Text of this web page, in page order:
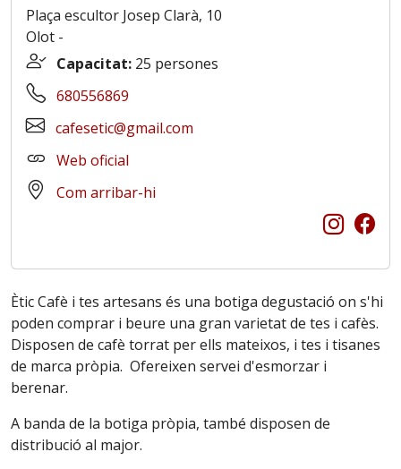
Plaça escultor Josep Clarà, 10
Olot -
Capacitat: 25 persones
680556869
cafesetic@gmail.com
Web oficial
Com arribar-hi
Ètic Cafè i tes artesans és una botiga degustació on s'hi
poden comprar i beure una gran varietat de tes i cafès.
Disposen de cafè torrat per ells mateixos, i tes i tisanes
de marca pròpia. Ofereixen servei d'esmorzar i
berenar.
A banda de la botiga pròpia, també disposen de
distribució al major.